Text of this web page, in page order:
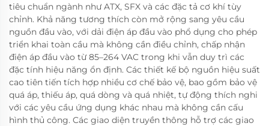
tiêu chuẩn ngành như ATX, SFX và các đặc tả cơ khí tùy
chỉnh. Khả năng tương thích còn mở rộng sang yêu cầu
nguồn đầu vào, với dải điện áp đầu vào phổ dụng cho phép
triển khai toàn cầu mà không cần điều chỉnh, chấp nhận
điện áp đầu vào từ 85–264 VAC trong khi vẫn duy trì các
đặc tính hiệu năng ổn định. Các thiết kế bộ nguồn hiệu suất
cao tiên tiến tích hợp nhiều cơ chế bảo vệ, bao gồm bảo vệ
quá áp, thiếu áp, quá dòng và quá nhiệt, tự động thích nghi
với các yêu cầu ứng dụng khác nhau mà không cần cấu
hình thủ công. Các giao diện truyền thông hỗ trợ các giao